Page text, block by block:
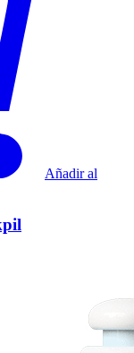
Añadir al